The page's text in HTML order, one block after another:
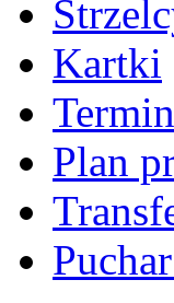
Kartki
Plan